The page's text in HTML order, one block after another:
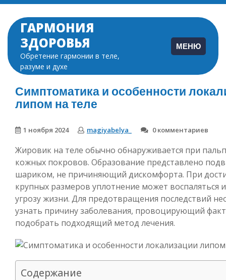
Перейти
содержимому
ГАРМОНИЯ
ЗДОРОВЬЯ
Обретение гармонии в теле,
разуме и духе
МЕНЮ
Симптоматика и особенности
липом на теле
1 ноября 2024 magiyabelya_ 0 комментариев
Жировик на теле обычно обнаруживается при
кожных покровов. Образование представлено
шариком, не причиняющий дискомфорта. При
крупных размеров уплотнение может воспаляться
угрозу жизни. Для предотвращения последствий
узнать причину заболевания, провоцирующий
подобрать подходящий метод лечения.
Содержание